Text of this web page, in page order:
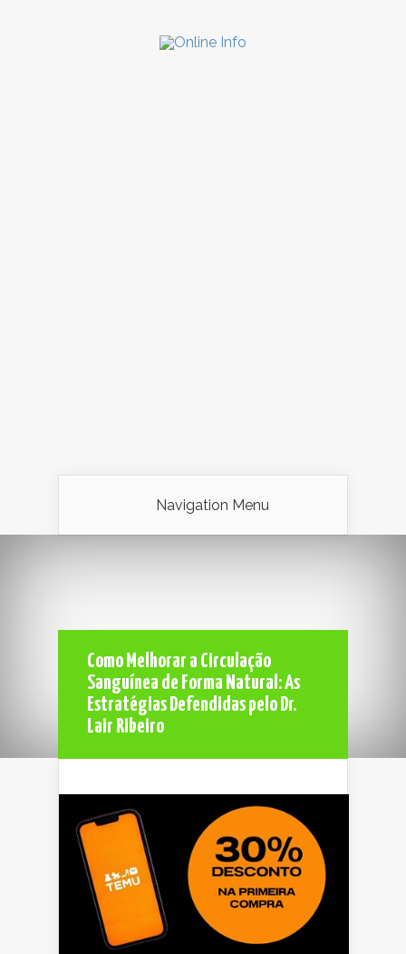
Navigation Menu
Como Melhorar a Circulação
Sanguínea de Forma Natural: As
Estratégias Defendidas pelo Dr.
Lair Ribeiro